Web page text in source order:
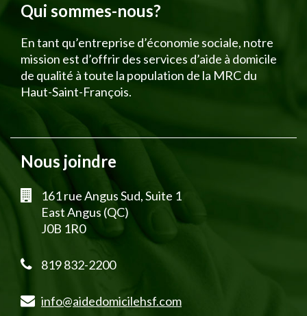
Qui sommes-nous?
En tant qu’entreprise d’économie sociale, notre
mission est d’offrir des services d’aide à domicile
de qualité à toute la population de la MRC du
Haut-Saint-François.
Nous joindre
161 rue Angus Sud, Suite 1
East Angus (QC)
J0B 1R0
819 832-2200
info@aidedomicilehsf.com